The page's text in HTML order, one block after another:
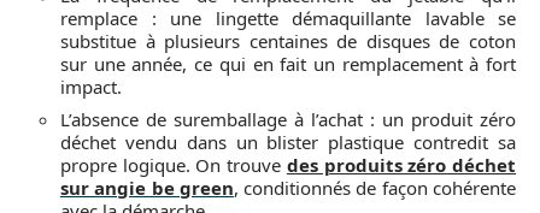
remplace : une lingette démaquillante lavable se
substitue à plusieurs centaines de disques de coton
sur une année, ce qui en fait un remplacement à fort
impact.
L’absence de suremballage à l’achat : un produit zéro
déchet vendu dans un blister plastique contredit sa
propre logique. On trouve des produits zéro déchet
sur angie be green, conditionnés de façon cohérente